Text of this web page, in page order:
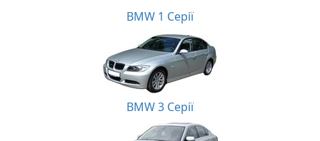
BMW 1 Серії
BMW 3 Серії